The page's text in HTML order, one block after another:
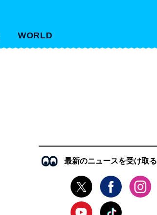
WORLD
最新のニュースを受け取る